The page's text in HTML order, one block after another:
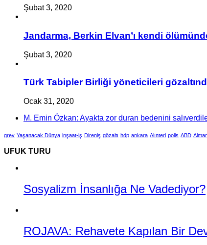
Şubat 3, 2020
Jandarma, Berkin Elvan’ı kendi
Şubat 3, 2020
Türk Tabipler Birliği yöneticileri
Ocak 31, 2020
M. Emin Özkan: Ayakta zor duran bedenini
grev Yaşanacak Dünya inşaat-iş Direniş gözaltı hdp ankara Alınteri polis ABD
UFUK TURU
Sosyalizm İnsanlığa Ne Vadediyor?
ROJAVA: Rehavete Kapılan Bir